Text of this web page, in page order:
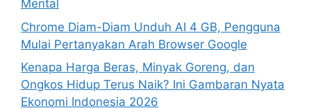
Mental
Chrome Diam-Diam Unduh AI 4 GB, Pengguna
Mulai Pertanyakan Arah Browser Google
Kenapa Harga Beras, Minyak Goreng, dan
Ongkos Hidup Terus Naik? Ini Gambaran Nyata
Ekonomi Indonesia 2026